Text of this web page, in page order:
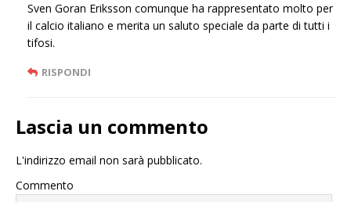
Sven Goran Eriksson comunque ha rappresentato molto per
il calcio italiano e merita un saluto speciale da parte di tutti i
tifosi.
RISPONDI
Lascia un commento
L'indirizzo email non sarà pubblicato.
Commento